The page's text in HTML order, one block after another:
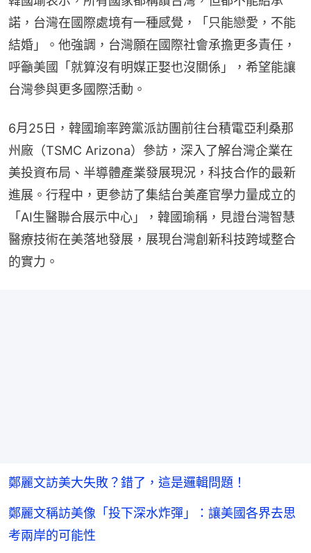
諾，台灣在國際處境有一種感覺，「只能戀愛，不能
結婚」。他強調，台灣願在國際社會承擔更多責任，
呼籲美國「就算沒有明媒正娶也沒關係」，希望能讓
台灣參與更多國際活動。
6月25日，韓國瑜率跨黨派訪團前往台積電亞利桑那
州廠（TSMC Arizona）參訪，深入了解台灣企業在
美投資布局、半導體產業發展現況，科技合作的最新
進展。行程中，更參訪了集結台美產官學力量成立的
「AI生醫聯合展示中心」，韓國瑜稱，見證台灣智慧
醫療技術在美落地發展，展現台灣創新科技跨域整合
的實力。
鄭麗文訪美大失敗？錯了，這是邏輯問題！
鄭麗文稱訪美像「投下深水炸彈」：讓美國各界去思
考兩岸的可能性